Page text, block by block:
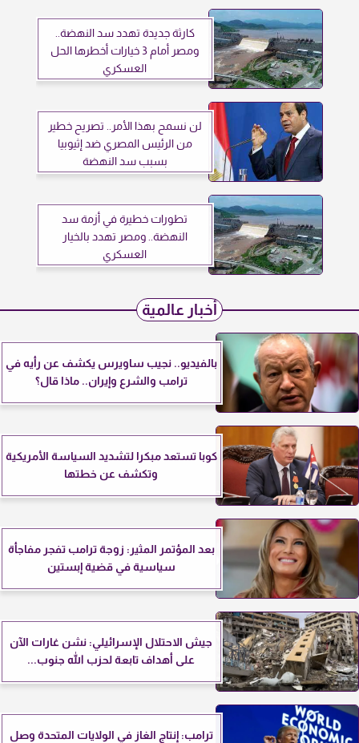
كارثة جديدة تهدد سد النهضة..
ومصر أمام 3 خيارات أخطرها الحل
العسكري
لن نسمح بهذا الأمر.. تصريح خطير
من الرئيس المصري ضد إثيوبيا
بسبب سد النهضة
تطورات خطيرة في أزمة سد
النهضة.. ومصر تهدد بالخيار
العسكري
أخبار عالمية
بالفيديو.. نجيب ساويرس يكشف عن رأيه في
ترامب والشرع وإيران.. ماذا قال؟
كوبا تستعد مبكرا لتشديد السياسة الأمريكية
وتكشف عن خطتها
بعد المؤتمر المثير: زوجة ترامب تفجر مفاجأة
سياسية في قضية إبستين
جيش الاحتلال الإسرائيلي: نشن غارات الآن
على أهداف تابعة لحزب الله جنوب...
ترامب: إنتاج الغاز في الولايات المتحدة وصل